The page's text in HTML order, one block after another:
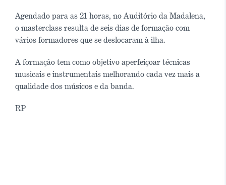
Agendado para as 21 horas, no Auditório da Madalena,
o masterclass resulta de seis dias de formação com
vários formadores que se deslocaram à ilha.
A formação tem como objetivo aperfeiçoar técnicas
musicais e instrumentais melhorando cada vez mais a
qualidade dos músicos e da banda.
RP